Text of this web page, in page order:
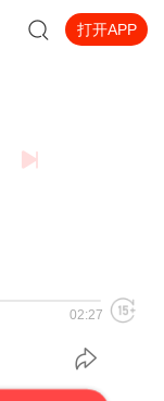
打开APP
02:27